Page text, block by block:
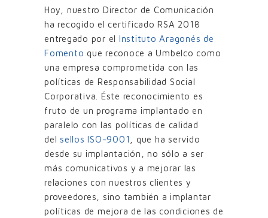
Hoy, nuestro Director de Comunicación
ha recogido el certificado RSA 2018
entregado por el Instituto Aragonés de
Fomento que reconoce a Umbelco como
una empresa comprometida con las
políticas de Responsabilidad Social
Corporativa. Éste reconocimiento es
fruto de un programa implantado en
paralelo con las políticas de calidad
del sellos ISO-9001
, que ha servido
desde su implantación, no sólo a ser
más comunicativos y a mejorar las
relaciones con nuestros clientes y
proveedores, sino también a implantar
políticas de mejora de las condiciones de